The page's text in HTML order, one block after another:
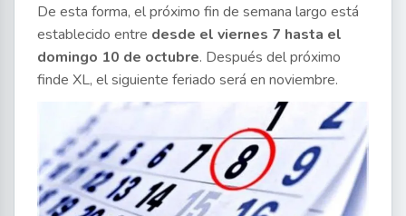
De esta forma, el próximo fin de semana largo está
establecido entre desde el viernes 7 hasta el
domingo 10 de octubre. Después del próximo
finde XL, el siguiente feriado será en noviembre.